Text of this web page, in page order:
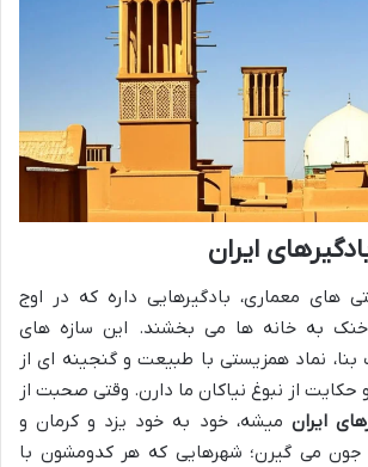
ایران
های معماری، بادگیرهایی داره که در اوج
خنک به خانه ها می بخشند. این سازه های
بنا، نماد همزیستی با طبیعت و گنجینه ای از
از نبوغ نیاکان ما دارن. وقتی صحبت از
ایران میشه، خود به خود یزد و کرمان و
می گیرن؛ شهرهایی که هر کدومشون با